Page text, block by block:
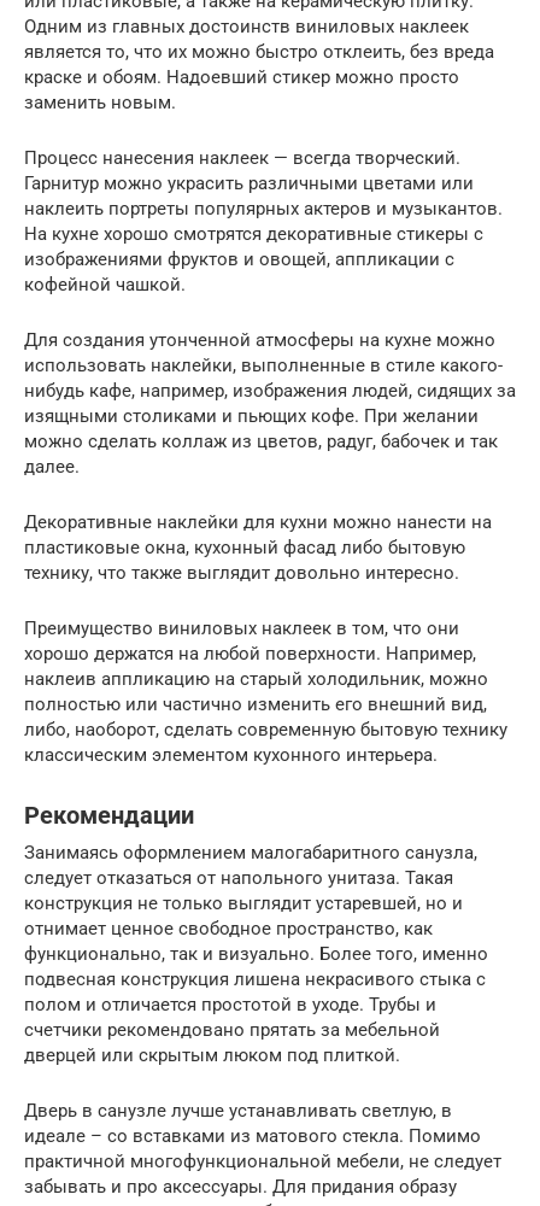
Одним из главных достоинств виниловых наклеек
является то, что их можно быстро отклеить, без вреда
краске и обоям. Надоевший стикер можно просто
заменить новым.
Процесс нанесения наклеек — всегда творческий.
Гарнитур можно украсить различными цветами или
наклеить портреты популярных актеров и музыкантов.
На кухне хорошо смотрятся декоративные стикеры с
изображениями фруктов и овощей, аппликации с
кофейной чашкой.
Для создания утонченной атмосферы на кухне можно
использовать наклейки, выполненные в стиле какого-
нибудь кафе, например, изображения людей, сидящих за
изящными столиками и пьющих кофе. При желании
можно сделать коллаж из цветов, радуг, бабочек и так
далее.
Декоративные наклейки для кухни можно нанести на
пластиковые окна, кухонный фасад либо бытовую
технику, что также выглядит довольно интересно.
Преимущество виниловых наклеек в том, что они
хорошо держатся на любой поверхности. Например,
наклеив аппликацию на старый холодильник, можно
полностью или частично изменить его внешний вид,
либо, наоборот, сделать современную бытовую технику
классическим элементом кухонного интерьера.
Рекомендации
Занимаясь оформлением малогабаритного санузла,
следует отказаться от напольного унитаза. Такая
конструкция не только выглядит устаревшей, но и
отнимает ценное свободное пространство, как
функционально, так и визуально. Более того, именно
подвесная конструкция лишена некрасивого стыка с
полом и отличается простотой в уходе. Трубы и
счетчики рекомендовано прятать за мебельной
дверцей или скрытым люком под плиткой.
Дверь в санузле лучше устанавливать светлую, в
идеале – со вставками из матового стекла. Помимо
практичной многофункциональной мебели, не следует
забывать и про аксессуары. Для придания образу